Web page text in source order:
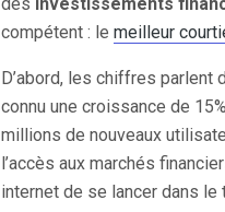
compétent : le meilleur
D’abord, les chiffres parlent
connu une croissance de
millions de nouveaux
l’accès aux marchés
internet de se lancer dans le